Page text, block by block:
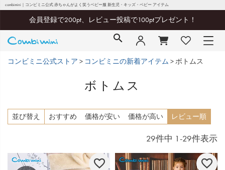
combimini｜コンビミニ公式 赤ちゃんがよく笑うベビー服 新生児・キッズ・ベビー アイテム
会員登録で200pt、レビュー投稿で100ptプレゼント！
コンビミニ公式ストア コンビミニの新着アイテム ボトムス
ボトムス
並び替え おすすめ 価格が安い 価格が高い レビュー順
29件中 1 -29件表示